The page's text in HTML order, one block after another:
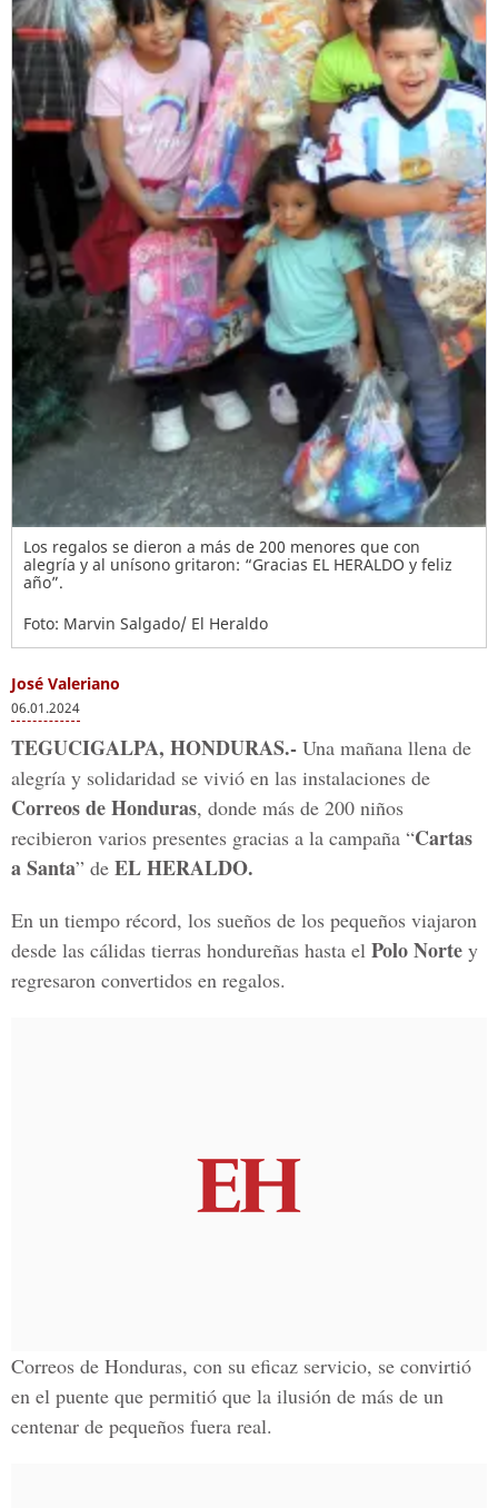
Los regalos se dieron a más de 200 menores que con
alegría y al unísono gritaron: “Gracias EL HERALDO y feliz
año”.
Foto: Marvin Salgado/ El Heraldo
José Valeriano
06.01.2024
TEGUCIGALPA, HONDURAS.- Una mañana llena de
alegría y solidaridad se vivió en las instalaciones de
Correos de Honduras, donde más de 200 niños
recibieron varios presentes gracias a la campaña “Cartas
a Santa” de EL HERALDO.
En un tiempo récord, los sueños de los pequeños viajaron
desde las cálidas tierras hondureñas hasta el Polo Norte y
regresaron convertidos en regalos.
Correos de Honduras, con su eficaz servicio, se convirtió
en el puente que permitió que la ilusión de más de un
centenar de pequeños fuera real.